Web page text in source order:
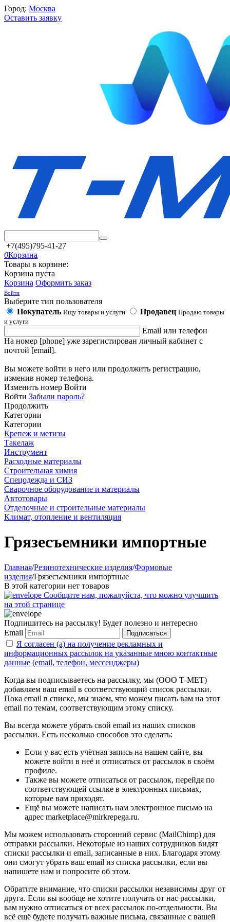
Город: Москва
Оставить заявку
+7(495)795-41-27
0Корзина
Товары в корзине:
Корзина пуста
Корзина Оформить заказ
Войти
Выберите тип пользователя
Покупатель Ищу товары и услуги Продавец Продаю товары
и услуги
Email или телефон
На номер [phone] уже зарегистирован личный кабинет с
почтой [email].
Вы можете войти в него или продолжить регистрацию,
изменив номер телефона.
Изменить номер Войти
Войти Забыли пароль?
Продолжить
Категории
Категории
Крепеж и метизы
Такелаж
Инструмент
Расходные материалы
Строительная химия
Спецодежда и СИЗ
Сварочное оборудование и материалы
Автотовары
Отделочные и строительные материалы
Климат, отопление и вентиляция
Грязесъемники импортные
Главная/Резинотехнические изделия/Формовые
изделия/Грязесъемники импортные
В этой категории нет товаров
Сообщите нам, пожалуйста, что можно улучшить
на этой странице
Подпишитесь на рассылку! Будет полезно и интересно
Email
Подписаться
Я согласен (а) на получение рекламных и
информационных рассылок на указанные мною контактные
данные (email, телефон, мессенджеры)
Когда вы подписываетесь на рассылку, мы (ООО Т-МЕТ)
добавляем ваш email в соответствующий список рассылки.
Пока email в списке, мы знаем, что можем писать вам на этот
email по темам, соответствующим этому списку.
Вы всегда можете убрать свой email из наших списков
рассылки. Есть несколько способов это сделать:
Если у вас есть учётная запись на нашем сайте, вы
можете войти в неё и отписаться от рассылок в своём
профиле.
Также вы можете отписаться от рассылок, перейдя по
соответствующей ссылке в электронных письмах,
которые вам приходят.
Ещё вы можете написать нам электронное письмо на
адрес marketplace@mirkrepega.ru.
Мы можем использовать сторонний сервис (MailChimp) для
отправки рассылки. Некоторые из наших сотрудников видят
списки рассылки и email, записанные в них. Благодаря этому
они смогут убрать ваш email из списка рассылки, если вы
напишете нам и попросите об этом.
Обратите внимание, что списки рассылки независимы друг от
друга. Если вы вообще не хотите получать от нас рассылки,
вам нужно отписаться от всех рассылок по-отдельности. Вы
всё ещё будете получать важные письма, связанные с вашей